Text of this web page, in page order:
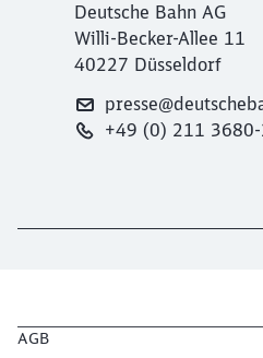
Deutsche Bahn AG
Willi-Becker-Allee 11
40227 Düsseldorf
+49 (0) 211
AGB